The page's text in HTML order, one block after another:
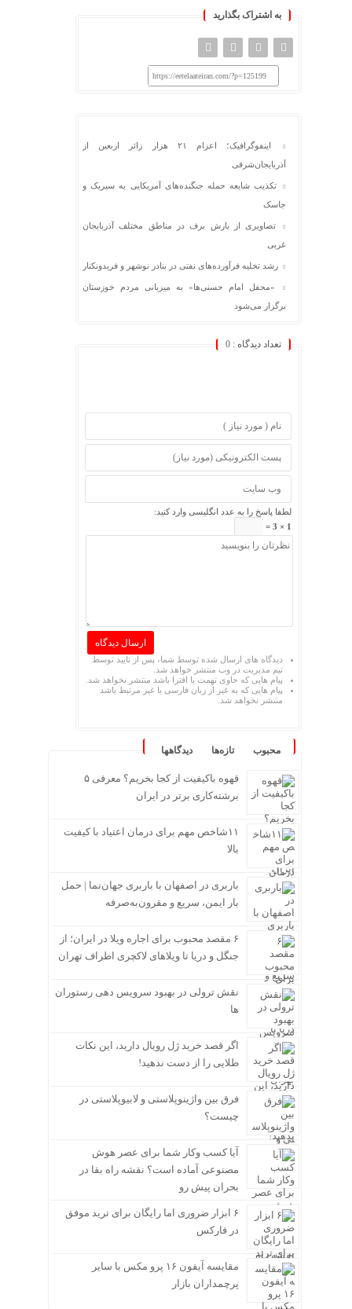
به اشتراک بگذارید
https://eetelaateiran.com/?p=125199
اینفوگرافیک؛ اعزام ۲۱ هزار زائر اربعین از
آذربایجان‌شرقی
تکذیب شایعه حمله جنگنده‌های آمریکایی به سیریک و
جاسک
تصاویری از بارش برف در مناطق مختلف آذربایجان
غربی
رشد تخلیه فرآورده‌های نفتی در بنادر نوشهر و فریدونکنار
«محفل امام حسنی‌ها» به میزبانی مردم خوزستان
برگزار می‌شود
تعداد دیدگاه : 0
لطفا پاسخ را به عدد انگلیسی وارد کنید:
1 × 3 =
دیدگاه های ارسال شده توسط شما، پس از تایید توسط
تیم مدیریت در وب منتشر خواهد شد.
پیام هایی که حاوی تهمت یا افترا باشد منتشر نخواهد شد.
پیام هایی که به غیر از زبان فارسی یا غیر مرتبط باشد
منتشر نخواهد شد.
محبوب تازه‌ها دیدگاهها
قهوه باکیفیت از کجا بخریم؟ معرفی ۵
برشته‌کاری برتر در ایران
۱۱شاخص مهم برای درمان اعتیاد با کیفیت
بالا
باربری در اصفهان با باربری جهان‌نما | حمل
بار ایمن، سریع و مقرون‌به‌صرفه
۶ مقصد محبوب برای اجاره ویلا در ایران؛ از
جنگل و دریا تا ویلاهای لاکچری اطراف تهران
نقش ترولی در بهبود سرویس دهی رستوران
ها
اگر قصد خرید ژل رویال دارید، این نکات
طلایی را از دست ندهید!
فرق بین واژینوپلاستی و لابیوپلاستی در
چیست؟
آیا کسب وکار شما برای عصر هوش
مصنوعی آماده است؟ نقشه راه بقا در
بحران پیش رو
۶ ابزار ضروری اما رایگان برای ترید موفق
در فارکس
مقایسه آیفون ۱۶ پرو مکس با سایر
پرچمداران بازار